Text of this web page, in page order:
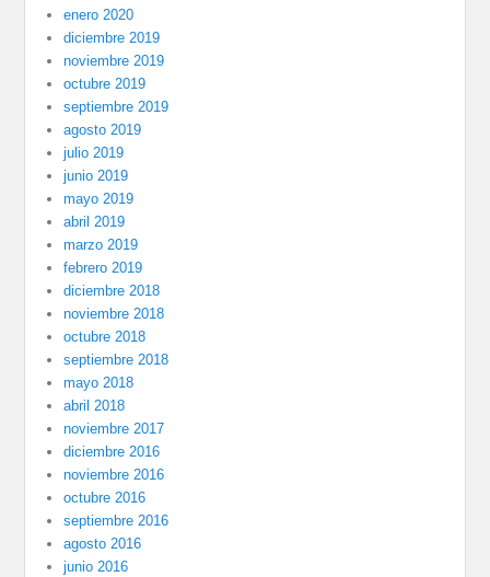
enero 2020
diciembre 2019
noviembre 2019
octubre 2019
septiembre 2019
agosto 2019
julio 2019
junio 2019
mayo 2019
abril 2019
marzo 2019
febrero 2019
diciembre 2018
noviembre 2018
octubre 2018
septiembre 2018
mayo 2018
abril 2018
noviembre 2017
diciembre 2016
noviembre 2016
octubre 2016
septiembre 2016
agosto 2016
junio 2016